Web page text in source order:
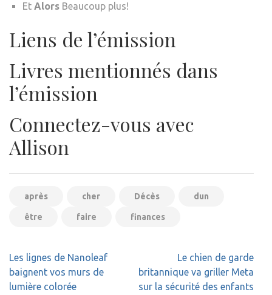
Et Alors Beaucoup plus!
Liens de l’émission
Livres mentionnés dans
l’émission
Connectez-vous avec
Allison
après cher Décès dun
être faire finances
Navigation
de
l’article
Les lignes de Nanoleaf
baignent vos murs de
lumière colorée
Le chien de garde
britannique va griller Meta
sur la sécurité des enfants